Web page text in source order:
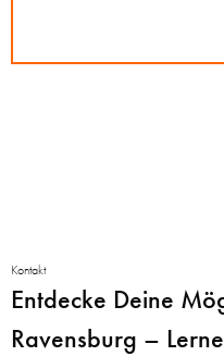
Kontakt
Entdecke Deine
Ravensburg –